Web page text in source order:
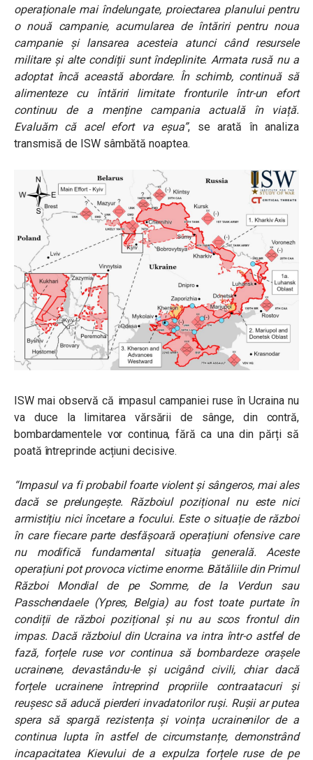
operaționale mai îndelungate, proiectarea planului pentru
o nouă campanie, acumularea de întăriri pentru noua
campanie și lansarea acesteia atunci când resursele
militare și alte condiții sunt îndeplinite. Armata rusă nu a
adoptat încă această abordare. În schimb, continuă să
alimenteze cu întăriri limitate fronturile într-un efort
continuu de a menține campania actuală în viață.
Evaluăm că acel efort va eșua”, se arată în analiza
transmisă de ISW sâmbătă noaptea.
ISW mai observă că impasul campaniei ruse în Ucraina nu
va duce la limitarea vărsării de sânge, din contră,
bombardamentele vor continua, fără ca una din părți să
poată întreprinde acțiuni decisive.
“Impasul va fi probabil foarte violent și sângeros, mai ales
dacă se prelungește. Războiul pozițional nu este nici
armistițiu nici încetare a focului. Este o situație de război
în care fiecare parte desfășoară operațiuni ofensive care
nu modifică fundamental situația generală. Aceste
operațiuni pot provoca victime enorme. Bătăliile din Primul
Război Mondial de pe Somme, de la Verdun sau
Passchendaele (Ypres, Belgia) au fost toate purtate în
condiții de război pozițional și nu au scos frontul din
impas. Dacă războiul din Ucraina va intra într-o astfel de
fază, forțele ruse vor continua să bombardeze orașele
ucrainene, devastându-le și ucigând civili, chiar dacă
forțele ucrainene întreprind propriile contraatacuri și
reușesc să aducă pierderi invadatorilor ruși. Rușii ar putea
spera să spargă rezistența și voința ucrainenilor de a
continua lupta în astfel de circumstanțe, demonstrând
incapacitatea Kievului de a expulza forțele ruse de pe